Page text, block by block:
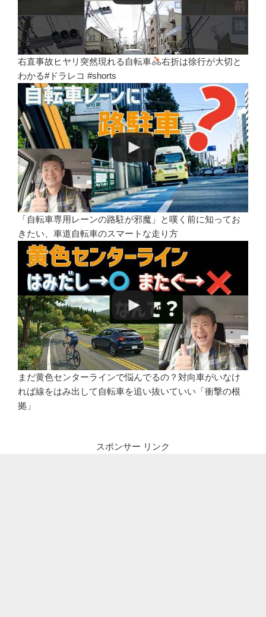
右直事故ヒヤリ突然現れる自転車
右折は徐行が大切と
わかる#ドラレコ #shorts
「自転車専用レーンの路駐が邪魔」と嘆く前に知ってお
きたい、車道自転車のスマートな走り方
まだ黄色センターラインで悩んでるの？対向車がいなけ
れば線をはみ出して自転車を追い抜いていい「衝撃の根
拠」
スポンサー リンク